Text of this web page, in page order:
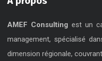
AMEF Consulting est un
management, spécialisé
dimension régionale,